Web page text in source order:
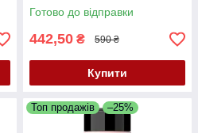
Готово до відправки
442,50 ₴ 590 ₴
Купити
Топ продажів –25%